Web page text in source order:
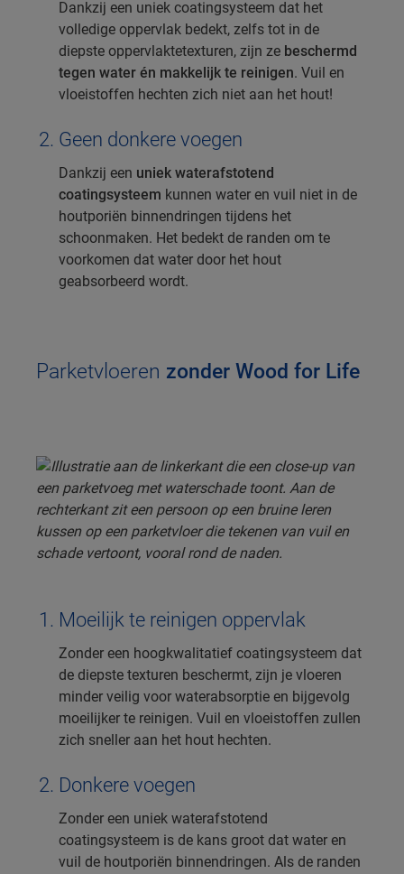
Dankzij een uniek coatingsysteem dat het
volledige oppervlak bedekt, zelfs tot in de
diepste oppervlaktetexturen, zijn ze beschermd
tegen water én makkelijk te reinigen. Vuil en
vloeistoffen hechten zich niet aan het hout!
Geen donkere voegen
Dankzij een uniek waterafstotend
coatingsysteem kunnen water en vuil niet in de
houtporiën binnendringen tijdens het
schoonmaken. Het bedekt de randen om te
voorkomen dat water door het hout
geabsorbeerd wordt.
Parketvloeren zonder Wood for Life
Moeilijk te reinigen oppervlak
Zonder een hoogkwalitatief coatingsysteem dat
de diepste texturen beschermt, zijn je vloeren
minder veilig voor waterabsorptie en bijgevolg
moeilijker te reinigen. Vuil en vloeistoffen zullen
zich sneller aan het hout hechten.
Donkere voegen
Zonder een uniek waterafstotend
coatingsysteem is de kans groot dat water en
vuil de houtporiën binnendringen. Als de randen